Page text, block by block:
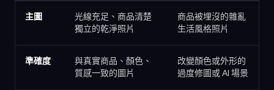
主圖
光線充足、商品清楚
獨立的乾淨照片
商品被埋沒的雜亂
生活風格照片
準確度
與真實商品、顏色、
質感一致的圖片
改變顏色或外形的
過度修圖或 AI 場景